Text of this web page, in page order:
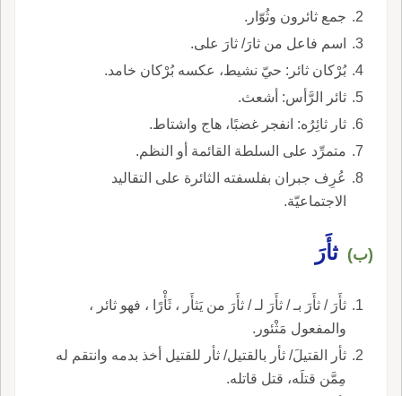
جمع ثائرون وثُوّار.
اسم فاعل من ثارَ/ ثارَ على.
بُرْكان ثائر: حيّ نشيط، عكسه بُرْكان خامد.
ثائر الرَّأس: أشعث.
ثار ثائِرُه: انفجر غضبًا، هاج واشتاط.
متمرِّد على السلطة القائمة أو النظم.
عُرِف جبران بفلسفته الثائرة على التقاليد
الاجتماعيّة.
(ب) ثأَرَ
ثأَرَ / ثأَرَ بـ / ثأَرَ لـ / ثأَرَ من يَثأَر ، ثَأْرًا ، فهو ثائر ،
والمفعول مَثْئور.
ثأر القتيلَ/ ثأر بالقتيل/ ثأر للقتيل أخذ بدمه وانتقم له
مِمَّن قتلَه، قتل قاتله.